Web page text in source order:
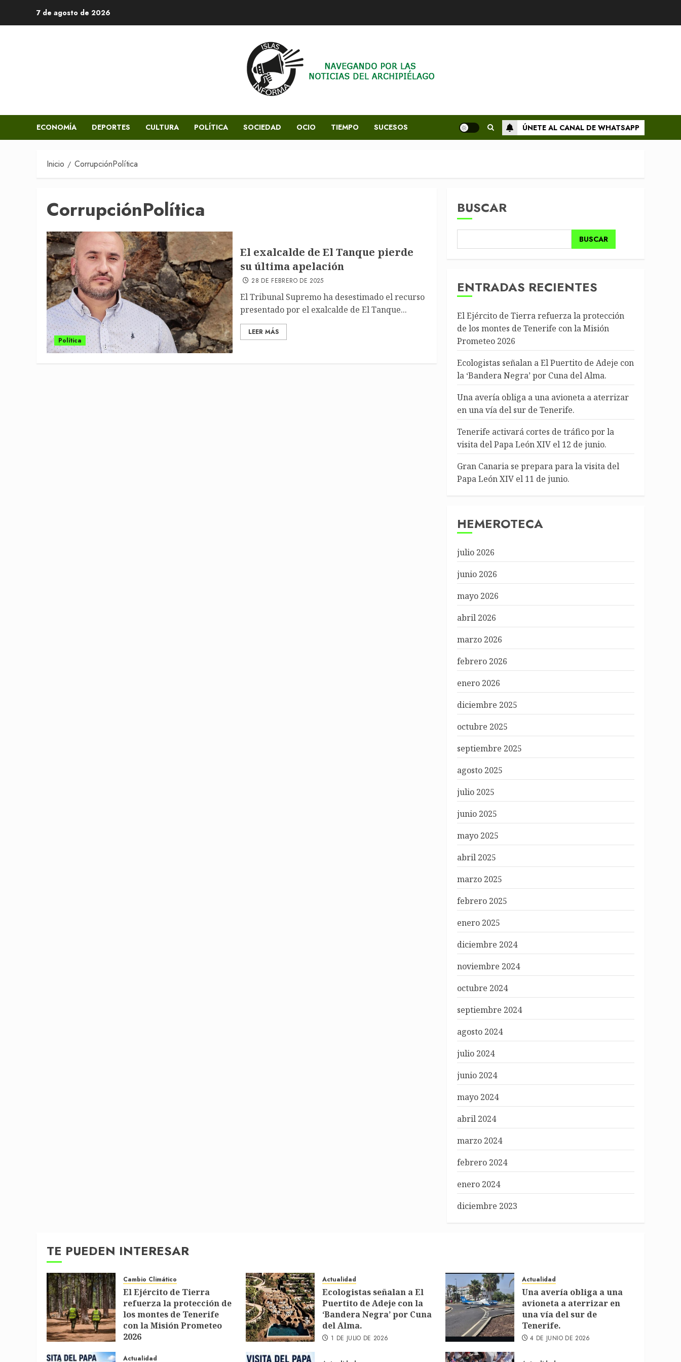
7 de agosto de 2026
ECONOMÍA DEPORTES CULTURA POLÍTICA SOCIEDAD OCIO TIEMPO SUCESOS ÚNETE AL CANAL DE WHATSAPP
Inicio CorrupciónPolítica
CorrupciónPolítica
Política
El exalcalde de El Tanque pierde
su última apelación
28 DE FEBRERO DE 2025
El Tribunal Supremo ha desestimado el recurso
presentado por el exalcalde de El Tanque...
LEER MÁS
BUSCAR
BUSCAR
ENTRADAS RECIENTES
El Ejército de Tierra refuerza la protección
de los montes de Tenerife con la Misión
Prometeo 2026
Ecologistas señalan a El Puertito de Adeje con
la ‘Bandera Negra’ por Cuna del Alma.
Una avería obliga a una avioneta a aterrizar
en una vía del sur de Tenerife.
Tenerife activará cortes de tráfico por la
visita del Papa León XIV el 12 de junio.
Gran Canaria se prepara para la visita del
Papa León XIV el 11 de junio.
HEMEROTECA
julio 2026
junio 2026
mayo 2026
abril 2026
marzo 2026
febrero 2026
enero 2026
diciembre 2025
octubre 2025
septiembre 2025
agosto 2025
julio 2025
junio 2025
mayo 2025
abril 2025
marzo 2025
febrero 2025
enero 2025
diciembre 2024
noviembre 2024
octubre 2024
septiembre 2024
agosto 2024
julio 2024
junio 2024
mayo 2024
abril 2024
marzo 2024
febrero 2024
enero 2024
diciembre 2023
TE PUEDEN INTERESAR
Cambio Climático
El Ejército de Tierra
refuerza la protección de
los montes de Tenerife
con la Misión Prometeo
2026
Actualidad
Ecologistas señalan a El
Puertito de Adeje con la
‘Bandera Negra’ por Cuna
del Alma.
1 DE JULIO DE 2026
Actualidad
Una avería obliga a una
avioneta a aterrizar en
una vía del sur de
Tenerife.
4 DE JUNIO DE 2026
Actualidad